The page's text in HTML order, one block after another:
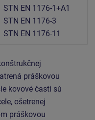
STN EN 1176-1+A1
STN EN 1176-3
STN EN 1176-11
práškovou
kovové časti sú
ošetrenej
práškovou